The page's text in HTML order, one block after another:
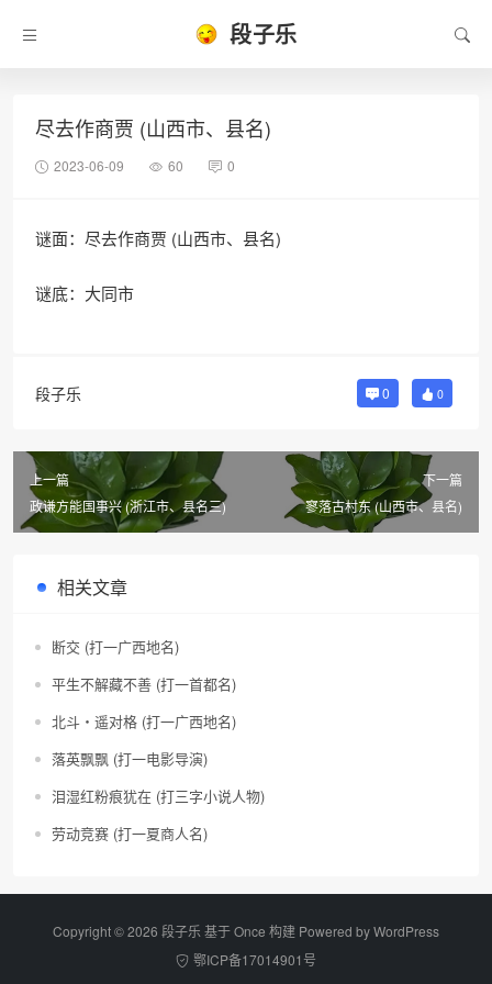
段子乐
尽去作商贾 (山西市、县名)
2023-06-09 60 0
谜面：尽去作商贾 (山西市、县名)
谜底：大同市
段子乐 0 0
上一篇
政谦方能国事兴 (浙江市、县名三)
下一篇
寥落古村东 (山西市、县名)
相关文章
断交 (打一广西地名)
平生不解藏不善 (打一首都名)
北斗・遥对格 (打一广西地名)
落英飘飘 (打一电影导演)
泪湿红粉痕犹在 (打三字小说人物)
劳动竞赛 (打一夏商人名)
Copyright © 2026 段子乐 基于 Once 构建 Powered byWordPress
鄂ICP备17014901号